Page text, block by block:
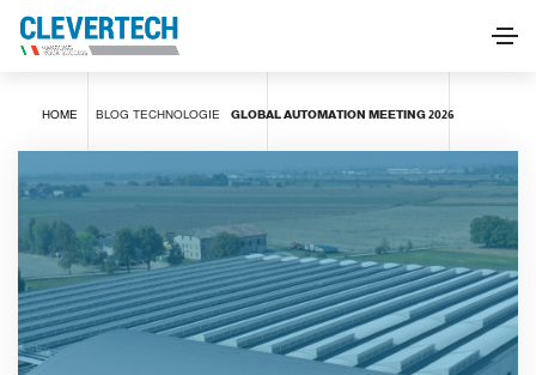
HOME BLOG TECHNOLOGIE GLOBAL AUTOMATION MEETING 2026